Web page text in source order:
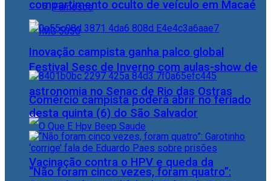
Famosos
Festival Sesc de Inverno com aulas-show de
astronomia no Senac de Rio das Ostras
Vacinação contra o HPV e queda da
compartimento oculto de veículo em Macaé
Inovação campista ganha palco global
Comércio campista poderá abrir no feriado
desta quinta (6) do São Salvador
“Não foram cinco vezes, foram quatro”: